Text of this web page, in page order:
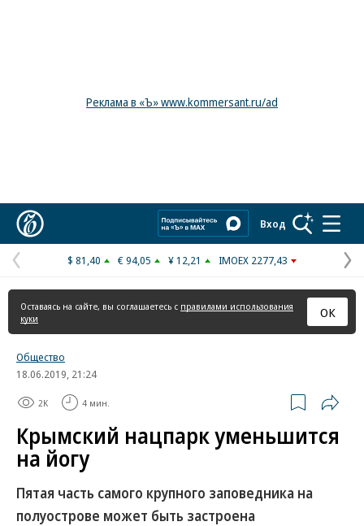
Реклама в «Ъ» www.kommersant.ru/ad
Вход
Предыдущая
страница
$ 81,40 € 94,05 ¥ 12,21 IMOEX 2277,43
Оставаясь на сайте, вы соглашаетесь с правилами использования
куки
ОК
Общество
18.06.2019, 21:24
2K 4 мин.
Крымский нацпарк уменьшится
на йогу
Пятая часть самого крупного заповедника на
полуострове может быть застроена